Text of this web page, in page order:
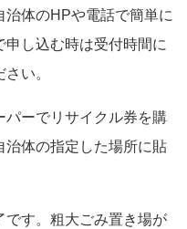
体のHPや電話で簡単に
し込む時は受付時間に
い。
パーでリサイクル券を購
治体の指定した場所に貼
です。粗大ごみ置き場が